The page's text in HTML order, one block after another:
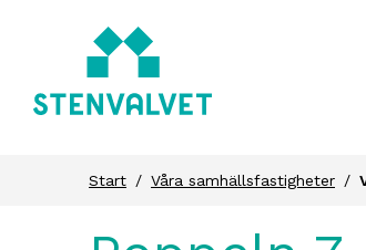
Start Våra samhällsfastigheter